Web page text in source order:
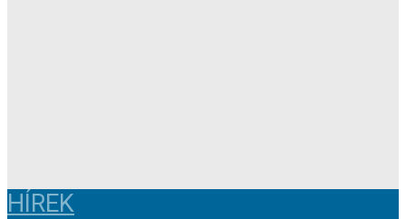
HÍREK